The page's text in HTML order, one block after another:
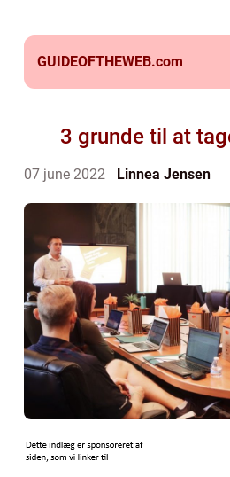
GUIDEOFTHEWEB.com
3 grunde til at
07 june 2022 Linnea Jensen